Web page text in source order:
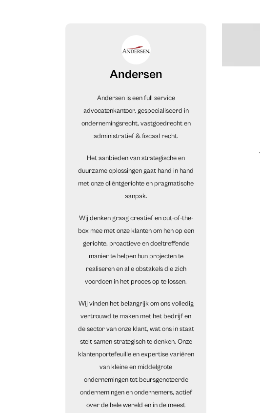
Andersen
Andersen is een full service
advocatenkantoor, gespecialiseerd in
ondernemingsrecht, vastgoedrecht en
administratief & fiscaal recht.
Het aanbieden van strategische en
duurzame oplossingen gaat hand in hand
met onze cliëntgerichte en pragmatische
aanpak.
Wij denken graag creatief en out-of-the-
box mee met onze klanten om hen op een
gerichte, proactieve en doeltreffende
manier te helpen hun projecten te
realiseren en alle obstakels die zich
voordoen in het proces op te lossen.
Wij vinden het belangrijk om ons volledig
vertrouwd te maken met het bedrijf en
de sector van onze klant, wat ons in staat
stelt samen strategisch te denken. Onze
klantenportefeuille en expertise variëren
van kleine en middelgrote
ondernemingen tot beursgenoteerde
ondernemingen en ondernemers, actief
over de hele wereld en in de meest